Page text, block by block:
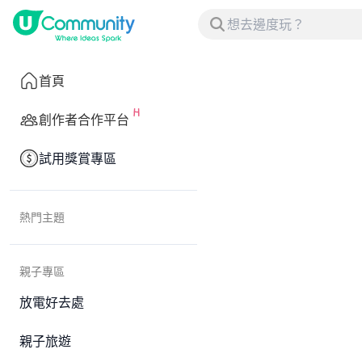
首頁
創作者合作平台
試用獎賞專區
熱門主題
親子專區
放電好去處
親子旅遊